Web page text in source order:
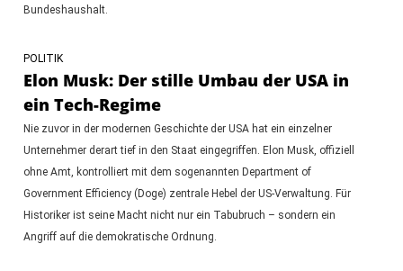
Bundeshaushalt.
POLITIK
Elon Musk: Der stille Umbau der USA in
ein Tech-Regime
Nie zuvor in der modernen Geschichte der USA hat ein einzelner
Unternehmer derart tief in den Staat eingegriffen. Elon Musk, offiziell
ohne Amt, kontrolliert mit dem sogenannten Department of
Government Efficiency (Doge) zentrale Hebel der US-Verwaltung. Für
Historiker ist seine Macht nicht nur ein Tabubruch – sondern ein
Angriff auf die demokratische Ordnung.